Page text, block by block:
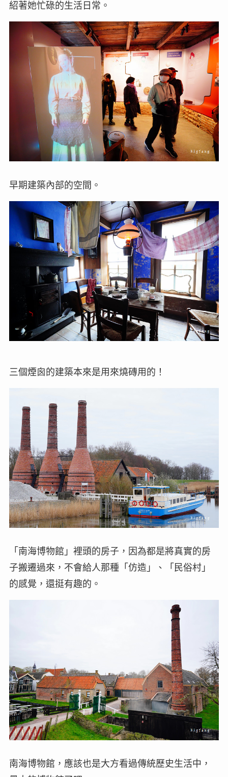
紹著她忙碌的生活日常。
早期建築內部的空間。
三個煙囪的建築本來是用來燒磚用的！
「南海博物館」裡頭的房子，因為都是將真實的房
子搬遷過來，不會給人那種「仿造」、「民俗村」
的感覺，還挺有趣的。
南海博物館，應該也是大方看過傳統歷史生活中，